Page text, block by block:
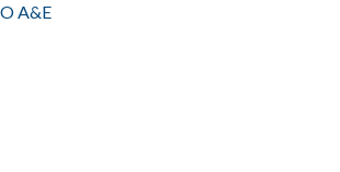
A&E